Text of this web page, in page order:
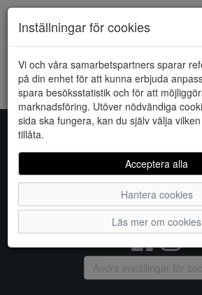
HEM JACQUELINE DE YONG
Kunde inte hitta några artiklar...
Inställningar för cookies
Vi och våra samarbetspartners sparar
på din enhet för att kunna erbjuda
spara besöksstatistik och för att
marknadsföring. Utöver nödvändiga
sida ska fungera, kan du själv välja
tillåta.
Acceptera alla
Hantera cookies
Läs mer om cookies
Sko-fynd i
S:t Torget 2, 598 21 VIMMERBY,
| Om oss Kontakta
Ändra inställingar för